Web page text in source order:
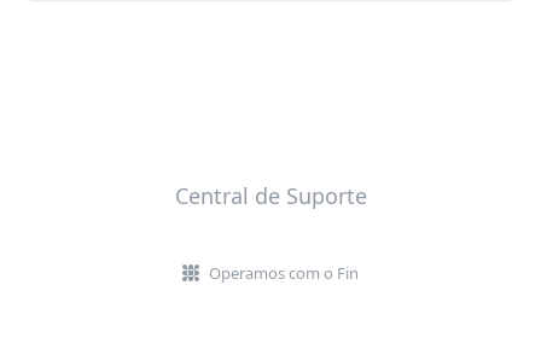
Central de Suporte
Operamos com o Fin